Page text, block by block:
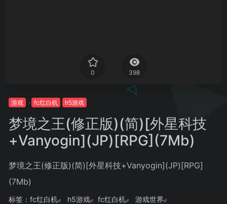
0 398
游戏 fc红白机 h5游戏
梦境之王(修正版)(简)[外星科技
+Vanyogin](JP)[RPG](7Mb)
梦境之王(修正版)(简)[外星科技+Vanyogin](JP)[RPG]
(7Mb)
标签： fc红白机 h5游戏 fc红白机
游戏世界